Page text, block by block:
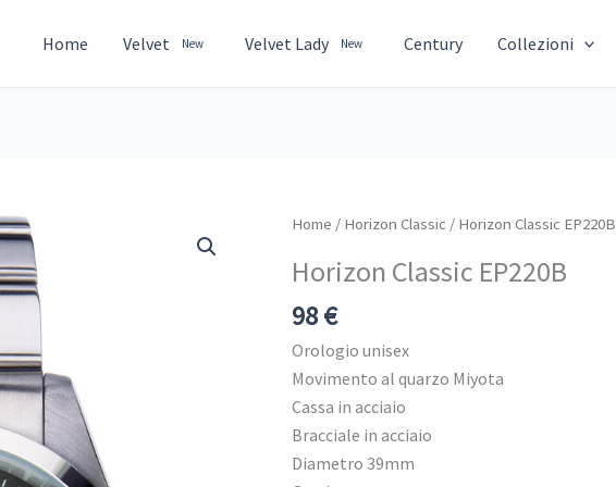
Home Velvet New Velvet Lady New Century Collezioni
Home / Horizon Classic / Horizon Classic EP220B
Horizon Classic EP220B
98€
Orologio unisex
Movimento al quarzo Miyota
Cassa in acciaio
Bracciale in acciaio
Diametro 39mm
Horizon
EP220B
quantità